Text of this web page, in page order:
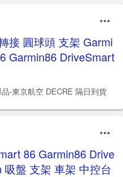
接 圓球頭 支架 Garmi
Garmin86 DriveSmart
-東京航空 DECRE 隔日到貨
86 Garmin86 Drive
盤 支架 車架 中控台